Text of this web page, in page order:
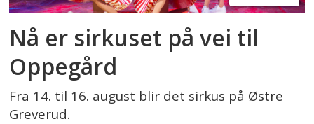
Nå er sirkuset på vei til
Oppegård
Fra 14. til 16. august blir det sirkus på Østre
Greverud.